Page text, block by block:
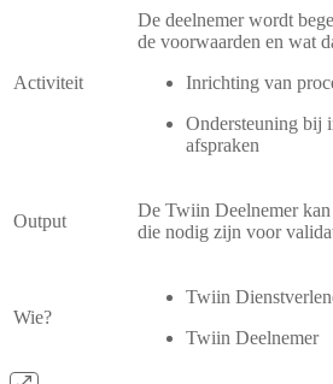
Activiteit
De deelnemer wordt
de voorwaarden en wat
Inrichting van
Ondersteuning bij
afspraken
Output
De Twiin Deelnemer
die nodig zijn voor
Wie?
Twiin
Twiin Deelnemer